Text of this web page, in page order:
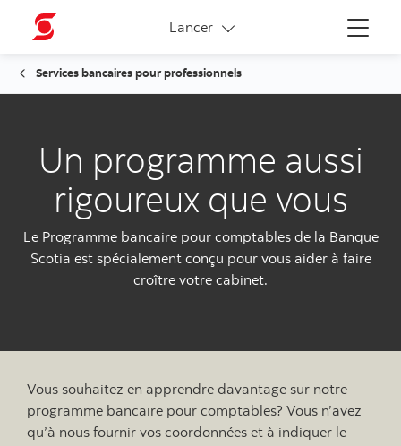
Menu
Lancer
Liens connexes
Services bancaires pour professionnels
Un programme aussi
rigoureux que vous
Le Programme bancaire pour comptables de la Banque
Scotia est spécialement conçu pour vous aider à faire
croître votre cabinet.
Vous souhaitez en apprendre davantage sur notre
programme bancaire pour comptables? Vous n’avez
qu’à nous fournir vos coordonnées et à indiquer le